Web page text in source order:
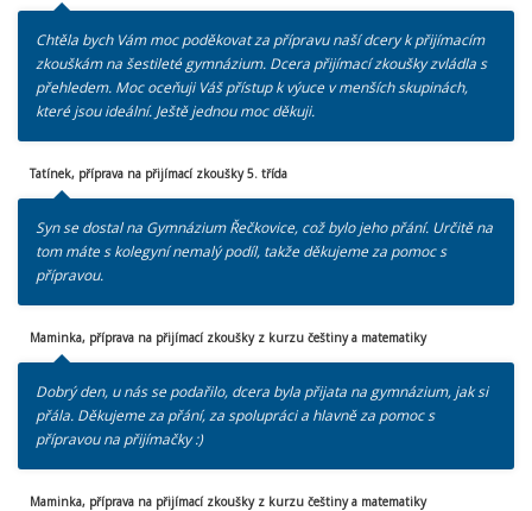
Chtěla bych Vám moc poděkovat za přípravu naší dcery k přijímacím
zkouškám na šestileté gymnázium. Dcera přijímací zkoušky zvládla s
přehledem. Moc oceňuji Váš přístup k výuce v menších skupinách,
které jsou ideální. Ještě jednou moc děkuji.
Tatínek, příprava na přijímací zkoušky 5. třída
Syn se dostal na Gymnázium Řečkovice, což bylo jeho přání. Určitě na
tom máte s kolegyní nemalý podíl, takže děkujeme za pomoc s
přípravou.
Maminka, příprava na přijímací zkoušky z kurzu češtiny a matematiky
Dobrý den, u nás se podařilo, dcera byla přijata na gymnázium, jak si
přála. Děkujeme za přání, za spolupráci a hlavně za pomoc s
přípravou na přijímačky :)
Maminka, příprava na přijímací zkoušky z kurzu češtiny a matematiky